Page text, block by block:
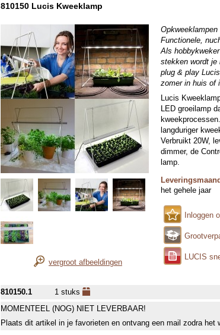
810150 Lucis Kweeklamp
vergroot afbeeldingen
Opkweeklampen
Functionele,
Als
stekken wordt je
plug & play
zomer in huis of
Lucis
LED groeilamp
langduriger
Verbruikt 20W,
dimmer, de
lamp.
het gehele jaar
Inloggen
LUCIS
810150.1 1 stuks
MOMENTEEL (NOG) NIET LEVERBAAR!
Plaats dit artikel in je favorieten en ontvang een mail zodra het